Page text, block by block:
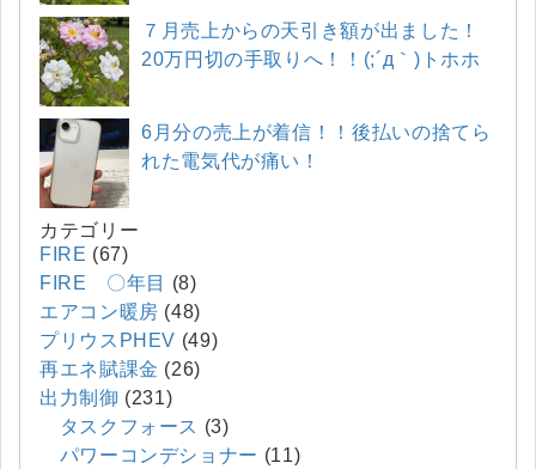
７月売上からの天引き額が出ました！
20万円切の手取りへ！！(;´д｀)トホホ
6月分の売上が着信！！後払いの捨てら
れた電気代が痛い！
カテゴリー
FIRE (67)
FIRE 〇年目
(8)
エアコン暖房 (48)
プリウスPHEV (49)
再エネ賦課金 (26)
出力制御 (231)
タスクフォース (3)
パワーコンデショナー (11)